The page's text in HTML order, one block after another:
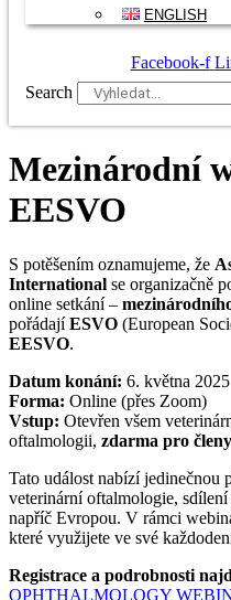
ENGLISH
Facebook-f
Search
Mezinárodní
EESVO
S potěšením oznamujeme, že
International se organizačně
online setkání –
pořádajíESVO (European
EESVO.
Datum konání: 6. května 2025
Forma: Online (přes Zoom)
Vstup: Otevřen všem
oftalmologii, zdarma pro
Tato událost nabízí jedinečnou
veterinární oftalmologie,
napříč Evropou. V rámci
které využijete ve své
Registrace a podrobnosti
OPHTHALMOLOGY